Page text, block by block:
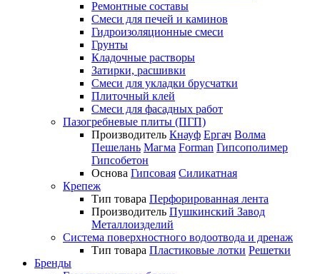
Ремонтные составы
Смеси для печей и каминов
Гидроизоляционные смеси
Грунты
Кладочные растворы
Затирки, расшивки
Смеси для укладки брусчатки
Плиточный клей
Смеси для фасадных работ
Пазогребневые плиты (ПГП)
Производитель Кнауф Ергач Волма
Пешелань Магма Forman Гипсополимер
Гипсобетон
Основа Гипсовая Силикатная
Крепеж
Тип товара Перфорированная лента
Производитель Пушкинский Завод
Металлоизделий
Система поверхностного водоотвода и дренаж
Тип товара Пластиковые лотки Решетки
Бренды